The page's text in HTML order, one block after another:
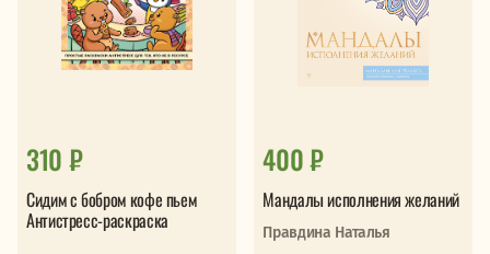
310 ₽
Сидим с бобром кофе пьем
Антистресс-раскраска
400 ₽
Мандалы исполнения желаний
Правдина Наталья